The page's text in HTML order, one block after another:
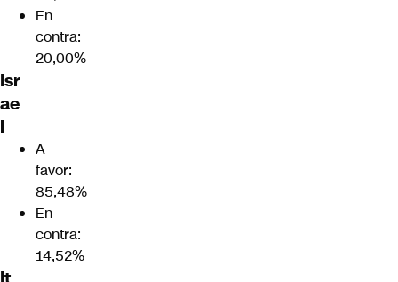
En
contra:
20,00%
Isr
ae
l
A
favor:
85,48%
En
contra:
14,52%